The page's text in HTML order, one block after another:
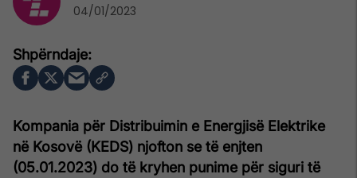
Kompania për Distribuimin e Energjisë Elektrike
në Kosovë (KEDS) njofton se të enjten
(05.01.2023) do të kryhen punime për siguri të
04/01/2023